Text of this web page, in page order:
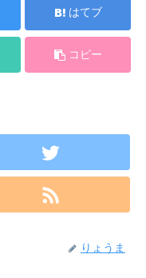
はてブ
コピー
りょうま